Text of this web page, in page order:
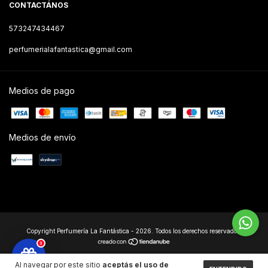
Al navegar por este sitio aceptás el uso de
CONTACTÁNOS
573247434467
perfumerialafantastica@gmail.com
Medios de pago
Medios de envío
Copyright Perfumería La Fantástica - 2026. Todos los derechos reservados.
3